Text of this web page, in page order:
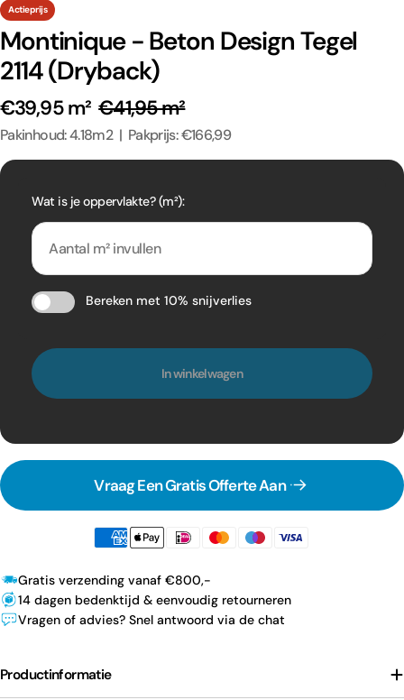
Actieprijs
Montinique - Beton Design Tegel
2114 (Dryback)
€39,95 m² €41,95 m²
Pakinhoud: 4.18m2 | Pakprijs: €166,99
Wat is je oppervlakte? (m²):
Bereken met 10% snijverlies
In winkelwagen
Vraag Een Gratis Offerte Aan
Gratis verzending vanaf €800,-
14 dagen bedenktijd & eenvoudig retourneren
Vragen of advies? Snel antwoord via de chat
Productinformatie